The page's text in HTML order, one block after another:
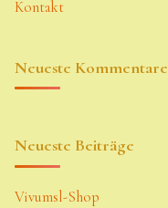
Kontakt
Neueste Kommentare
Neueste Beiträge
Vivumsl-Shop